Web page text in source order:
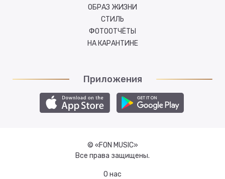
ОБРАЗ ЖИЗНИ
СТИЛЬ
ФОТООТЧЁТЫ
НА КАРАНТИНЕ
Приложения
© «FON MUSIC»
Все права защищены.
О нас